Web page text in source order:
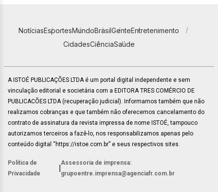
NotíciasEsportesMundoBrasilGenteEntretenimento
CidadesCiênciaSaúde
A ISTOÉ PUBLICAÇÕES LTDA é um portal digital independente e sem
vinculação editorial e societária com a EDITORA TRES COMÉRCIO DE
PUBLICACÕES LTDA (recuperação judicial). Informamos também que não
realizamos cobranças e que também não oferecemos cancelamento do
contrato de assinatura da revista impressa de nome ISTOÉ, tampouco
autorizamos terceiros a fazê-lo, nos responsabilizamos apenas pelo
conteúdo digital “https://istoe.com.br” e seus respectivos sites.
Política de
Privacidade
Assessoria de imprensa:
grupoentre.imprensa@agenciafr.com.br